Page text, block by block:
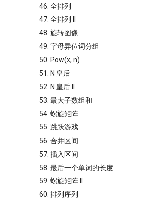
46. 全排列
47. 全排列 II
48. 旋转图像
49. 字母异位词分组
50. Pow(x, n)
51. N 皇后
52. N 皇后 II
53. 最大子数组和
54. 螺旋矩阵
55. 跳跃游戏
56. 合并区间
57. 插入区间
58. 最后一个单词的长度
59. 螺旋矩阵 II
60. 排列序列